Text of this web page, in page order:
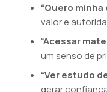
“Quero
valor e
“Acessar
um senso de
“Ver estudo
gerar